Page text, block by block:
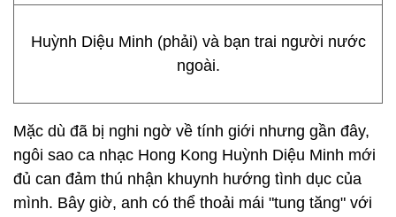
Huỳnh Diệu Minh (phải) và bạn trai người nước
ngoài.
Mặc dù đã bị nghi ngờ về tính giới nhưng gần đây,
ngôi sao ca nhạc Hong Kong Huỳnh Diệu Minh mới
đủ can đảm thú nhận khuynh hướng tình dục của
mình. Bây giờ, anh có thể thoải mái "tung tăng" với